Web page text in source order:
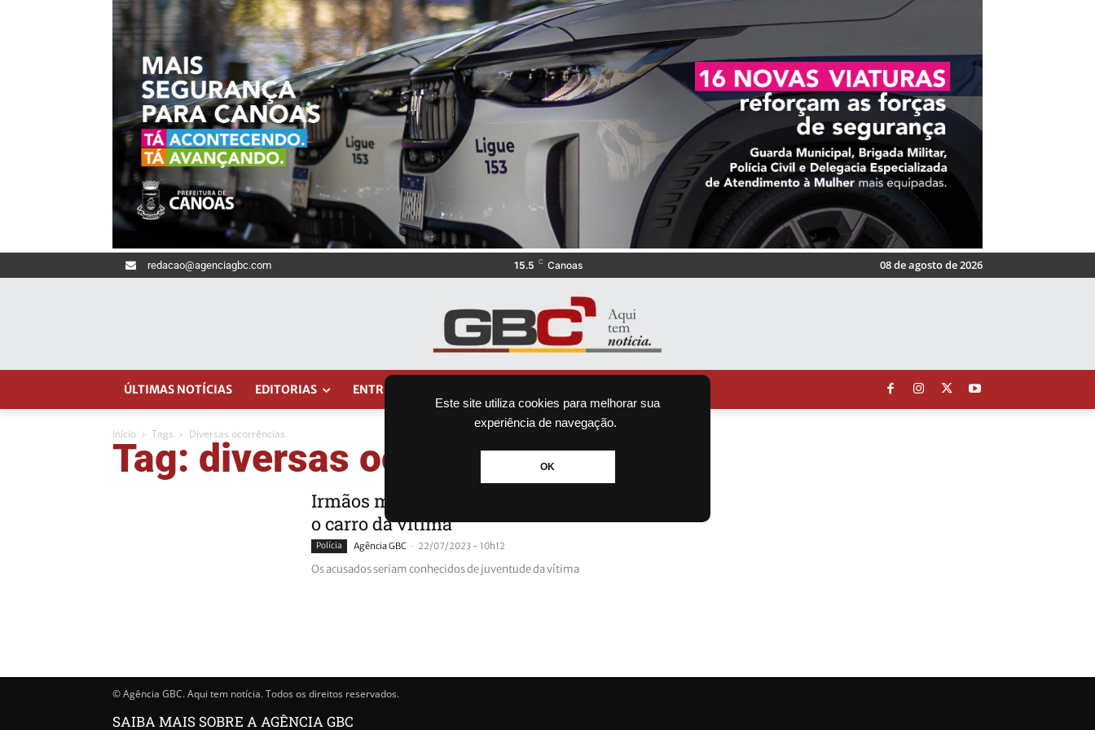
Este site utiliza cookies para melhorar sua
experiência de navegação.
OK
redacao@agenciagbc.com 15.5 C Canoas 08 de agosto de 2026
ÚLTIMAS NOTÍCIAS EDITORIAS ENTRETENIMENTO
Início Tags Diversas ocorrências
Tag: diversas ocorrências
Irmãos matam idoso a facadas e fogem com
o carro da vítima
Polícia Agência GBC - 22/07/2023 - 10h12
Os acusados seriam conhecidos de juventude da vítima
© Agência GBC. Aqui tem notícia. Todos os direitos reservados.
SAIBA MAIS SOBRE A AGÊNCIA GBC